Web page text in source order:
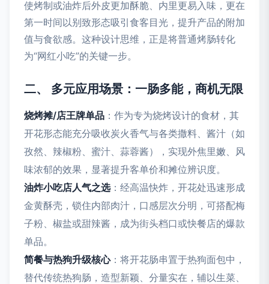
使烤制或油炸后外皮更加酥脆、内里更易入味，更在
第一时间以别致形态吸引食客目光，提升产品的附加
值与食欲感。这种设计思维，正是将普通烤肠转化
为“网红小吃”的关键一步。
二、 多元应用场景：一肠多能，商机无限
烧烤摊/店王牌单品 ：作为专为烧烤设计的食材，其
开花形态能充分吸收炭火香气与各类撒料、酱汁（如
孜然、辣椒粉、蜜汁、蒜蓉酱），实现外焦里嫩、风
味浓郁的效果，显著提升客单价和摊位辨识度。
油炸小吃店人气之选：经高温快炸，开花处迅速形成
金黄酥壳，锁住内部肉汁，口感层次分明，可搭配梅
子粉、椒盐或甜辣酱，成为街头档口或快餐店的爆款
单品。
简餐与热狗升级核心：将开花肠串置于热狗面包中，
替代传统热狗肠，造型新颖、分量实在，辅以生菜、